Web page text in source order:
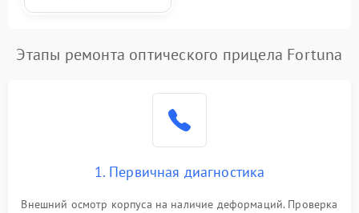
Этапы ремонта оптического прицела Fortuna
1. Первичная диагностика
Внешний осмотр корпуса на наличие деформаций. Проверка